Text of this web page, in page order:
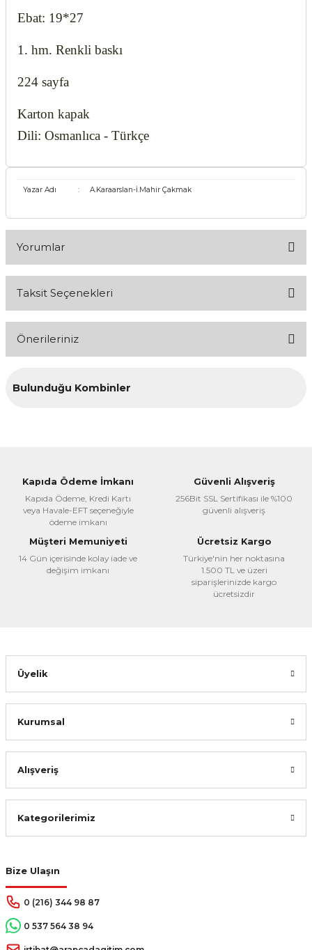
Ebat: 19*27
1. hm. Renkli baskı
224 sayfa
Karton kapak
Dili: Osmanlıca - Türkçe
Yazar Adı : A.Karaarslan-İ.Mahir Çakmak
Yorumlar
Taksit Seçenekleri
Önerileriniz
konularda yetersiz gördüğünüz noktaları öneri formunu
Ürün bilgilerinde hatalar bulunuyor.
Ürün fiyatı diğer sitelerden daha pahalı.
Bu ürüne benzer farklı alternatifler olmalı.
Bulunduğu Kombinler
Arapça Dağıtım
Kapıda Ödeme İmkanı
Kapıda Ödeme, Kredi Kartı
veya Havale-EFT seçeneğiyle
ödeme imkanı
Güvenli Alışveriş
256Bit SSL Sertifikası ile %100
güvenli alışveriş
Müşteri Memuniyeti
14 Gün içerisinde kolay iade ve
değişim imkanı
Ücretsiz Kargo
Türkiye'nin her noktasına
1.500 TL ve üzeri
siparişlerinizde kargo
ücretsizdir
Bize Ulaşın
0 (216) 344 98 87
0 537 564 38 94
Üyelik
Kurumsal
Alışveriş
Kategorilerimiz